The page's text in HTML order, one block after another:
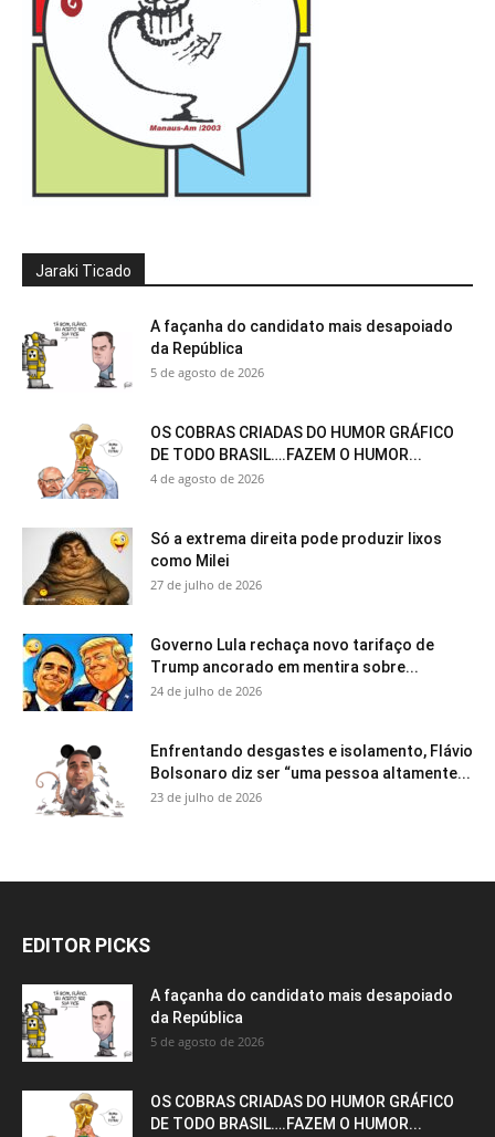
Jaraki Ticado
A façanha do candidato mais desapoiado
da República
5 de agosto de 2026
OS COBRAS CRIADAS DO HUMOR GRÁFICO
DE TODO BRASIL….FAZEM O HUMOR...
4 de agosto de 2026
Só a extrema direita pode produzir lixos
como Milei
27 de julho de 2026
Governo Lula rechaça novo tarifaço de
Trump ancorado em mentira sobre...
24 de julho de 2026
Enfrentando desgastes e isolamento, Flávio
Bolsonaro diz ser “uma pessoa altamente...
23 de julho de 2026
EDITOR PICKS
A façanha do candidato mais desapoiado
da República
5 de agosto de 2026
OS COBRAS CRIADAS DO HUMOR GRÁFICO
DE TODO BRASIL….FAZEM O HUMOR...